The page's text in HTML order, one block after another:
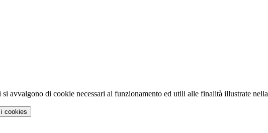
avvalgono di cookie necessari al funzionamento ed utili alle finalità illustrate nella
i cookies